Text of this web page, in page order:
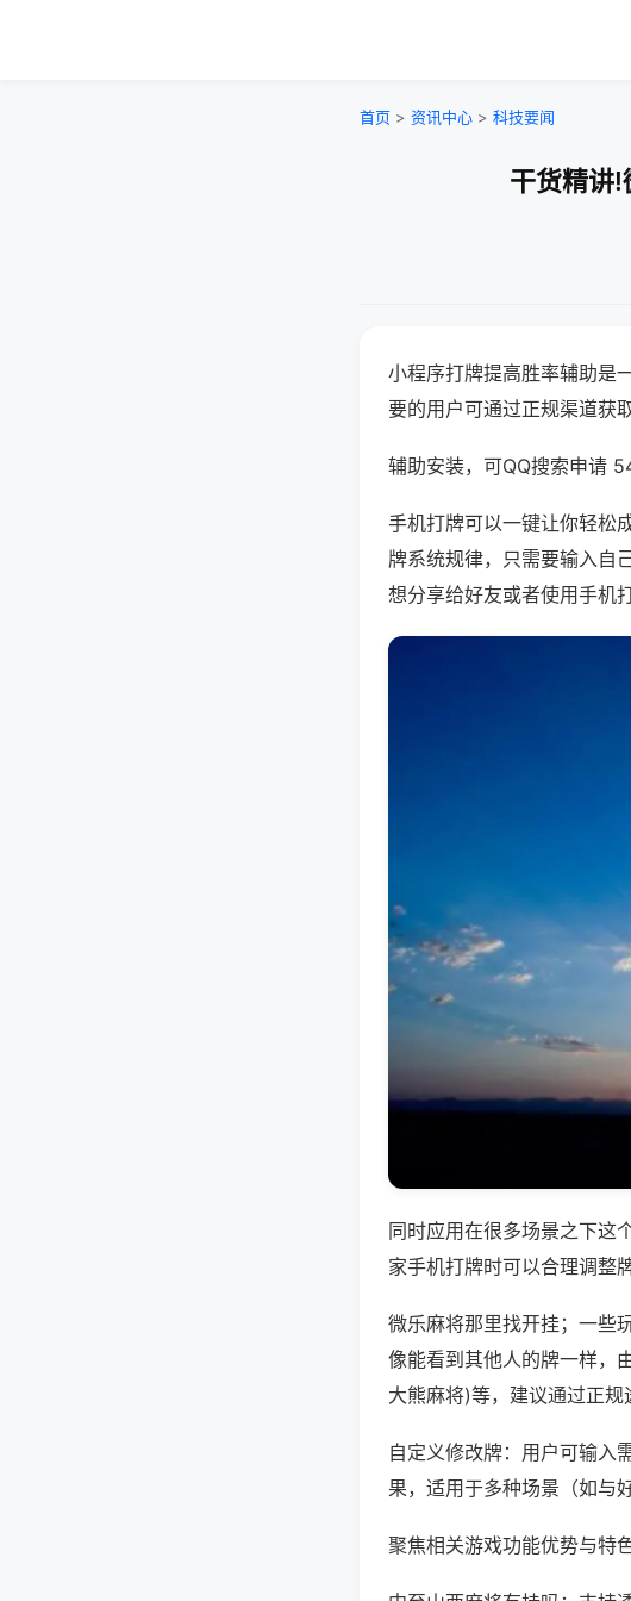
首页 > 资讯中心 > 科技要闻
干货精讲!
小程序打牌提高胜率辅助是
要的用户可通过正规渠道获
辅助安装，可QQ搜索申请
手机打牌可以一键让你轻松
牌系统规律，只需要输入自
想分享给好友或者使用手机
同时应用在很多场景之下这
家手机打牌时可以合理调整
微乐麻将那里找开挂；一些
像能看到其他人的牌一样，
大熊麻将)等，建议通过正规
自定义修改牌：用户可输入
果，适用于多种场景（如与
聚焦相关游戏功能优势与特色